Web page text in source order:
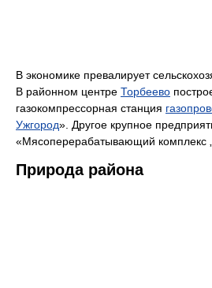
В экономике превалирует
В районном центре Торбеево
газокомпрессорная станция
Ужгород». Другое крупное
«Мясоперерабатывающий комплекс
Природа района